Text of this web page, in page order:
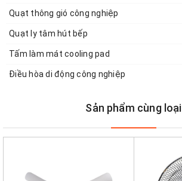
Quạt thông gió công nghiệp
Quạt ly tâm hút bếp
Tấm làm mát cooling pad
Điều hòa di động công nghiệp
Sản phẩm cùng loại